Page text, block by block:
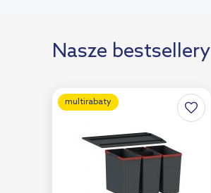
Nasze bestsellery
multirabaty